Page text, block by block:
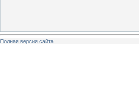
Полная версия сайта